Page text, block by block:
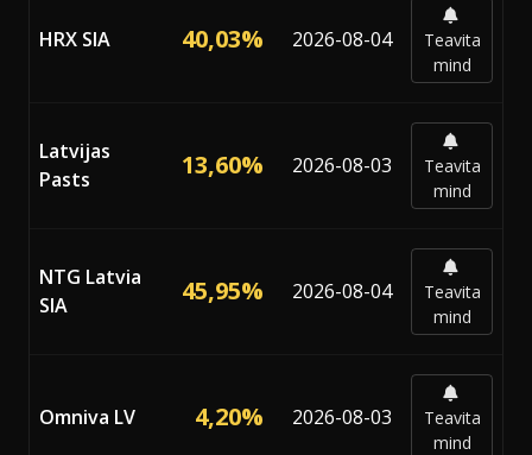
HRX SIA 40,03% 2026-08-04
Teavita
mind
Latvijas
Pasts
13,60% 2026-08-03
Teavita
mind
NTG Latvia
SIA
45,95% 2026-08-04
Teavita
mind
Omniva LV 4,20% 2026-08-03
Teavita
mind